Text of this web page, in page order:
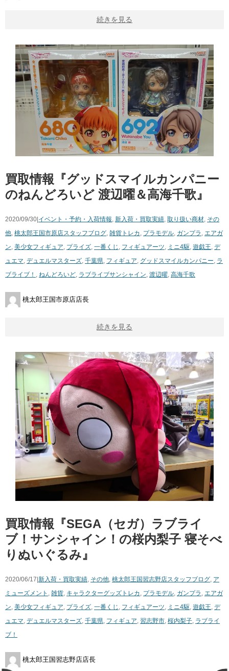
続きを見る
買取情報『グッドスマイルカンパニー
のねんどろいど ​渡辺曜＆高海千歌』
2020/09/30|イベント・予約・入荷情報, 新入荷・買取実績, 取り扱い商材, その
他, 桃太郎王国市原店スタッフブログ, 雑貨 トレカ , プラモデル, ガンプラ , エアガ
ン, 美少女フィギュア, プライズ, 一番くじ , フィギュアーツ, ミニ4駆, 遊戯王, デ
ュエマ, デュエルマスターズ, 千葉県, フィギュア, グッドスマイルカンパニー, ラ
ブライブ！ , ねんどろいど, ラブライブサンシャイン, ​渡辺曜, 高海千歌
桃太郎王国市原店店長
続きを見る
買取情報『SEGA（セガ）ラブライ
ブ！サンシャイン！の桜内梨子 ​寝そべ
りぬいぐるみ』
2020/06/17|新入荷・買取実績, その他, 桃太郎王国習志野店スタッフブログ, ア
ミューズメント , 雑貨, キャラクターグッズ トレカ , プラモデル, ガンプラ , エアガ
ン, 美少女フィギュア, プライズ, 一番くじ , フィギュアーツ, ミニ4駆, 遊戯王, デ
ュエマ, デュエルマスターズ, 千葉県, フィギュア, 習志野市, 桜内梨子, ラブライ
ブ！
桃太郎王国習志野店店長